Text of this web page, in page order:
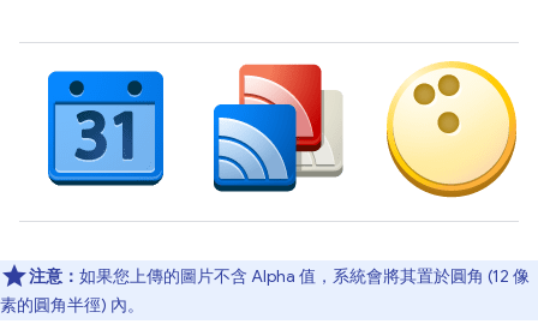
注意： 如果您上傳的圖片不含 Alpha 值，系統會將其置於圓角 (12 像
素的圓角半徑) 內。